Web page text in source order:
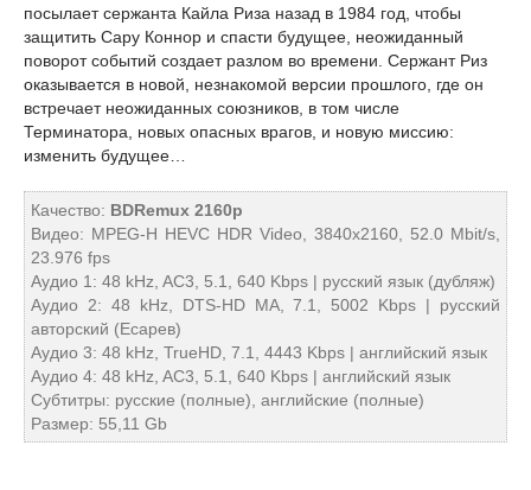
посылает сержанта Кайла Риза назад в 1984 год, чтобы
защитить Сару Коннор и спасти будущее, неожиданный
поворот событий создает разлом во времени. Сержант Риз
оказывается в новой, незнакомой версии прошлого, где он
встречает неожиданных союзников, в том числе
Терминатора, новых опасных врагов, и новую миссию:
изменить будущее…
Качество: BDRemux 2160p
Видео: MPEG-H HEVC HDR Video, 3840x2160, 52.0 Mbit/s,
23.976 fps
Аудио 1: 48 kHz, AC3, 5.1, 640 Kbps | русский язык (дубляж)
Аудио 2: 48 kHz, DTS-HD MA, 7.1, 5002 Kbps | русский
авторский (Есарев)
Аудио 3: 48 kHz, TrueHD, 7.1, 4443 Kbps | английский язык
Аудио 4: 48 kHz, AC3, 5.1, 640 Kbps | английский язык
Субтитры: русские (полные), английские (полные)
Размер: 55,11 Gb